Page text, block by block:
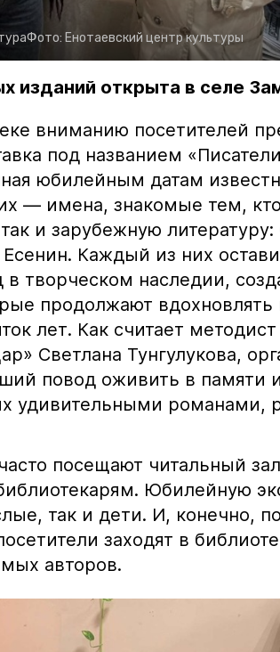
Фото: Енотаевский центр культуры
изданий открыта в селе
вниманию посетителей
под названием
юбилейным датам
— имена, знакомые тем,
и зарубежную
Каждый из них
творческом наследии,
продолжают
лет. Как считает
Светлана Тунгулукова,
повод оживить в памяти
удивительными романами,
посещают читальный
Юбилейную
так и дети. И, конечно,
заходят в
авторов.